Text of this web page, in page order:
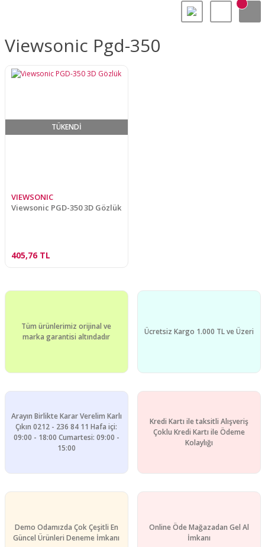
Viewsonic Pgd-350
TÜKENDİ
VIEWSONIC
Viewsonic PGD-350 3D Gözlük
405,76 TL
Tüm ürünlerimiz orijinal ve
marka garantisi altındadır
Ücretsiz Kargo 1.000 TL ve Üzeri
Arayın Birlikte Karar Verelim Karlı
Çıkın 0212 - 236 84 11 Hafa içi:
09:00 - 18:00 Cumartesi: 09:00 -
15:00
Kredi Kartı ile taksitli Alışveriş
Çoklu Kredi Kartı ile Ödeme
Kolaylığı
Demo Odamızda Çok Çeşitli En
Güncel Ürünleri Deneme İmkanı
Online Öde Mağazadan Gel Al
İmkanı